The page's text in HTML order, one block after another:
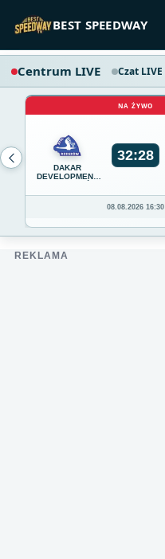
BEST SPEEDWAY
Centrum LIVE Czat LIVE
NA ŻYWO
DAKAR
DEVELOPMENT
32:28
08.08.2026 16:30
REKLAMA